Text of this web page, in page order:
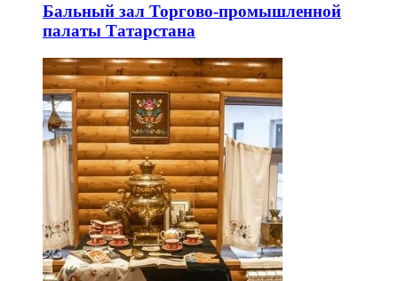
Бальный зал Торгово-промышленной
палаты Татарстана